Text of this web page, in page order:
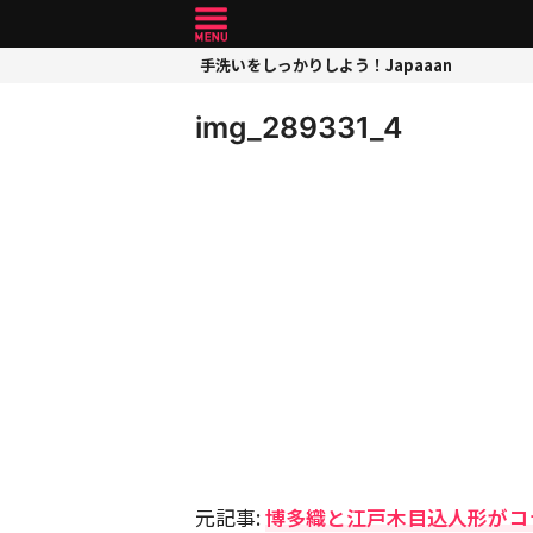
手洗いをしっかりしよう！Japaaan
img_289331_4
元記事:博多織と江戸木目込人形が